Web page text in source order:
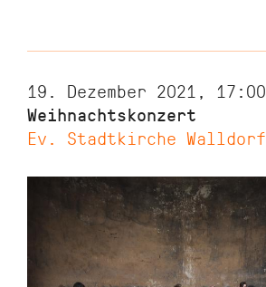
19. Dezember 2021, 17:00
Weihnachtskonzert
Ev. Stadtkirche Walldorf